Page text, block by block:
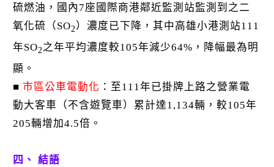
硫燃油，國內7座國際商港鄰近監測站監測到之二
氧化硫（SO2 ）濃度已下降，其中高雄小港測站111
年SO2之年平均濃度較105年減少64%，降幅最為明
顯。
■市區公車電動化 ：至111年已掛牌上路之營業電
動大客車（不含遊覽車）累計達1,134輛，較105年
205輛增加4.5倍。
四、 結語